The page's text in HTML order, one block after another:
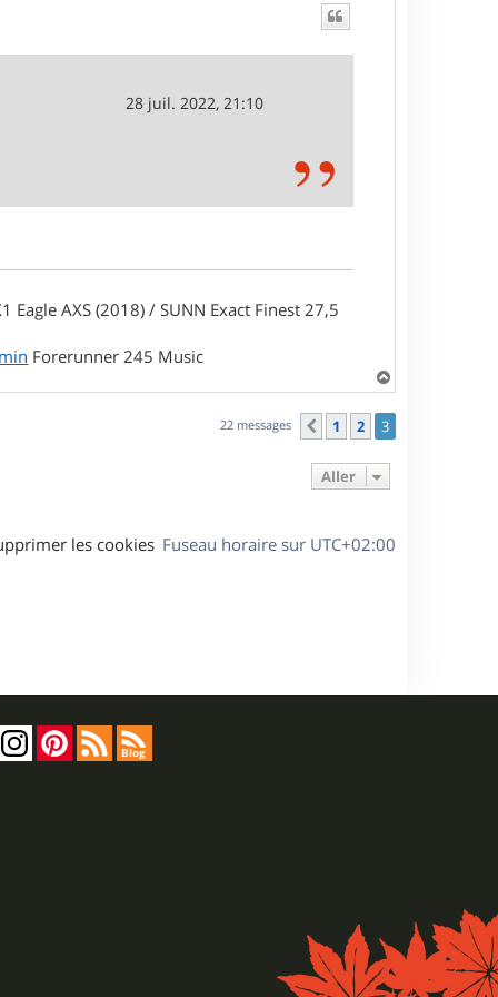
28 juil. 2022, 21:10
Eagle AXS (2018) / SUNN Exact Finest 27,5
Forerunner 245 Music
a
u
22 messages Précédent
1 2 3
Aller
Fuseau horaire sur UTC+02:00
les cookies